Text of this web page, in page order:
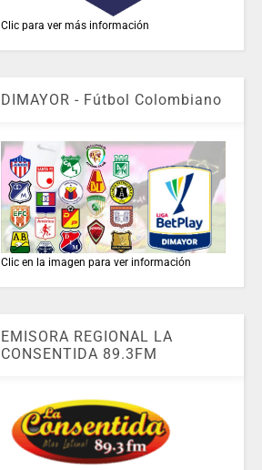
Clic para ver más información
DIMAYOR - Fútbol Colombiano
Clic en la imagen para ver información
EMISORA REGIONAL LA
CONSENTIDA 89.3FM